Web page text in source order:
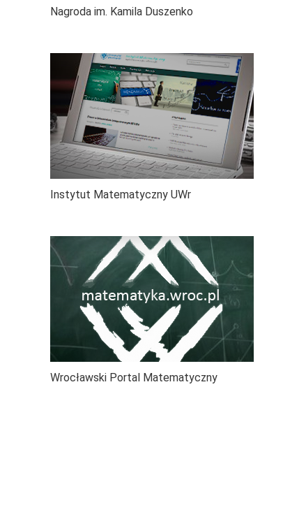
Nagroda im. Kamila Duszenko
Instytut Matematyczny UWr
Wrocławski Portal Matematyczny